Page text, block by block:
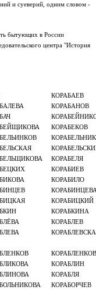
и суеверий, одним словом -
бытующих в России
центра "История
КОРАБАЕВ
КОРАБАНОВ
КОРАБЕКОВ
КОРАБЕЛЬНИК
КОРАБЕЛЯ
КОРАБИЕВ
КОРАБИЛО
КОРАБИЦКИЙ
КОРАБКИНА
КОРАБЛЕВ
КОРАБЛИН
КОРАБЛЯ
КОРАБОРЧЕВ